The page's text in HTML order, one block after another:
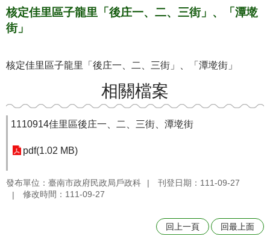
核定佳里區子龍里「後庄一、二、三街」、「潭墘
街」
核定佳里區子龍里「後庄一、二、三街」、「潭墘街」
相關檔案
1110914佳里區後庄一、二、三街、潭墘街
pdf(1.02 MB)
發布單位：臺南市政府民政局戶政科
刊登日期：111-09-27
修改時間：111-09-27
回上一頁 回最上面